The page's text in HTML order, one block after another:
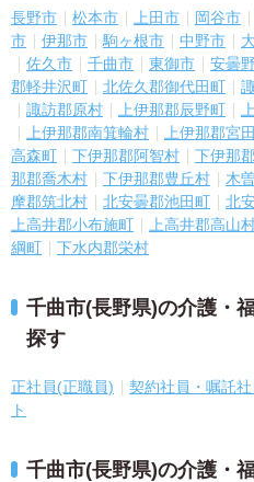
長野市 松本市 上田市 岡谷市
市
伊那市 駒ヶ根市 中野市
佐久市
千曲市 東御市 安曇
郡軽井沢町
北佐久郡御代田町
諏訪郡原村
上伊那郡辰野町
上伊那郡南箕輪村
上伊那郡宮
高森町
下伊那郡阿智村 下伊那
那郡喬木村
下伊那郡豊丘村 木
摩郡筑北村
北安曇郡池田町 北
上高井郡小布施町
上高井郡高山
綱町
下水内郡栄村
千曲市(長野県)の介護・
探す
正社員(正職員) 契約社員・嘱託社
ト
千曲市(長野県)の介護・